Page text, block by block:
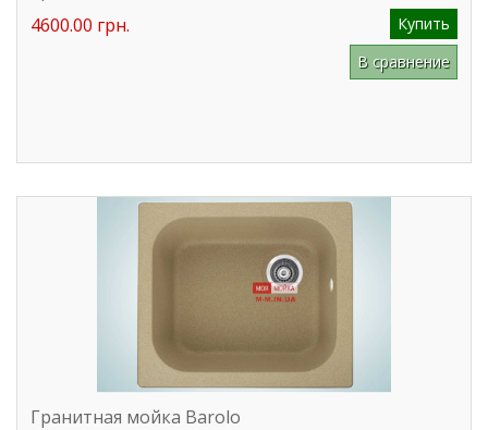
4600.00 грн.
Купить
В сравнение
Гранитная мойка Barolo